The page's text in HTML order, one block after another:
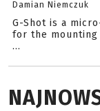
Damian Niemczuk
G-Shot is a
for the
...